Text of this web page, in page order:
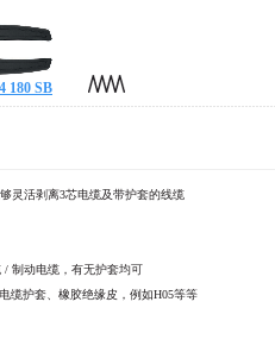
180 SB
灵活剥离3芯电缆及带护套的线缆
/ 制动电缆，有无护套均可
电缆护套、橡胶绝缘皮，例如H05等等